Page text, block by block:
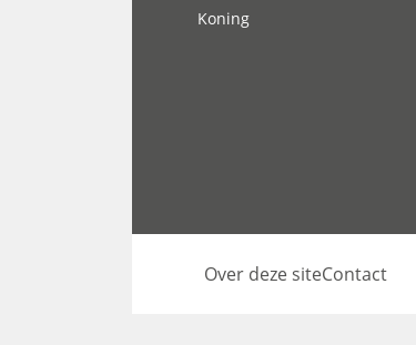
Koning
Over deze siteContact